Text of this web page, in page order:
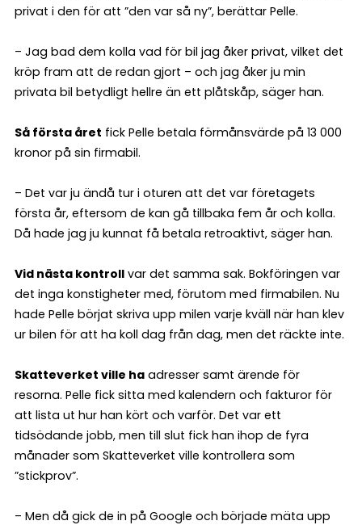
privat i den för att ”den var så ny”, berättar Pelle.
– Jag bad dem kolla vad för bil jag åker privat, vilket det
kröp fram att de redan gjort – och jag åker ju min
privata bil betydligt hellre än ett plåtskåp, säger han.
Så första året fick Pelle betala förmåns­värde på 13 000
kronor på sin firmabil.
– Det var ju ändå tur i oturen att det var företagets
första år, eftersom de kan gå tillbaka fem år och kolla.
Då hade jag ju kunnat få betala retroaktivt, säger han.
Vid nästa kontroll var det samma sak. Bokföringen var
det inga konstigheter med, förutom med firmabilen. Nu
hade Pelle börjat skriva upp milen varje kväll när han klev
ur bilen för att ha koll dag från dag, men det räckte inte.
Skatteverket ville ha adresser samt ärende för
resorna. Pelle fick sitta med kalendern och fakturor för
att lista ut hur han kört och varför. Det var ett
tidsödande jobb, men till slut fick han ihop de fyra
månader som Skatteverket ville kontrollera som
”stickprov”.
– Men då gick de in på Google och började mäta upp